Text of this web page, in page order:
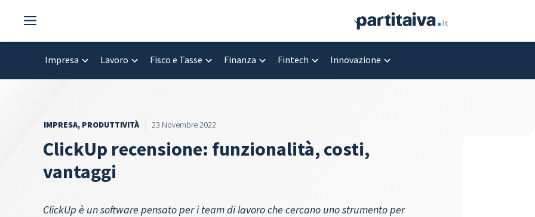
contenuto
Impresa Lavoro Fisco e Tasse Finanza Fintech Innovazione
IMPRESA, PRODUTTIVITÀ 23 Novembre 2022
ClickUp recensione: funzionalità, costi,
vantaggi
ClickUp è un software pensato per i team di lavoro che cercano uno strumento per